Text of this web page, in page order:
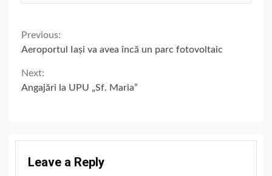
Continue
Reading
Previous:
Aeroportul Iași va avea încă un parc fotovoltaic
Next:
Angajări la UPU „Sf. Maria”
Leave a Reply